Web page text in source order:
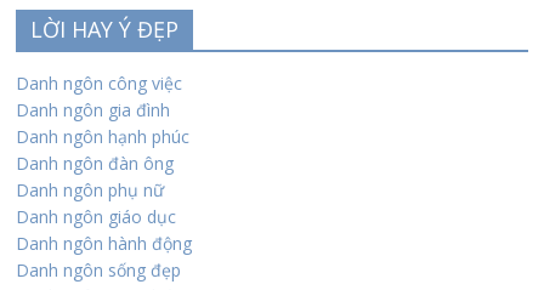
LỜI HAY Ý ĐẸP
Danh ngôn công việc
Danh ngôn gia đình
Danh ngôn hạnh phúc
Danh ngôn đàn ông
Danh ngôn phụ nữ
Danh ngôn giáo dục
Danh ngôn hành động
Danh ngôn sống đẹp